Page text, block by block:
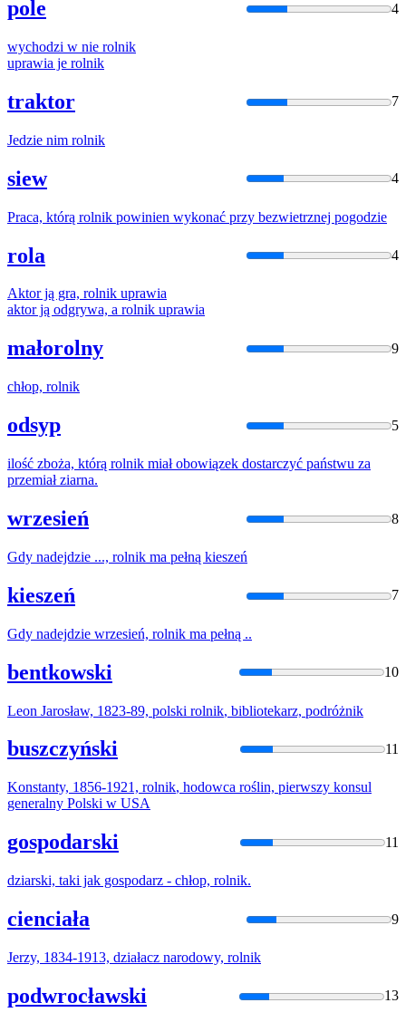
pole 4
wychodzi w nie rolnik
uprawia je rolnik
traktor 7
Jedzie nim rolnik
siew 4
Praca, którą rolnik powinien wykonać przy bezwietrznej pogodzie
rola 4
Aktor ją gra, rolnik uprawia
aktor ją odgrywa, a rolnik uprawia
małorolny 9
chłop, rolnik
odsyp 5
ilość zboża, którą rolnik miał obowiązek dostarczyć państwu za
przemiał ziarna.
wrzesień 8
Gdy nadejdzie ..., rolnik ma pełną kieszeń
kieszeń 7
Gdy nadejdzie wrzesień, rolnik ma pełną ..
bentkowski 10
Leon Jarosław, 1823-89, polski rolnik, bibliotekarz, podróżnik
buszczyński 11
Konstanty, 1856-1921, rolnik, hodowca roślin, pierwszy konsul
generalny Polski w USA
gospodarski 11
dziarski, taki jak gospodarz - chłop, rolnik.
cienciała 9
Jerzy, 1834-1913, działacz narodowy, rolnik
podwrocławski 13